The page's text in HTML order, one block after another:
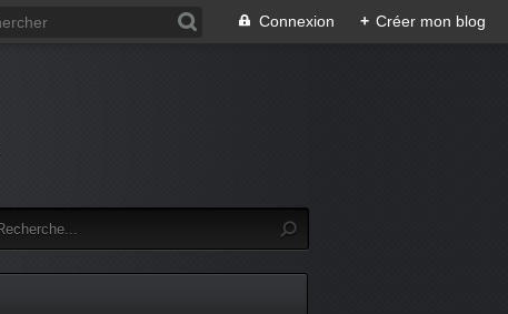
Connexion + Créer mon blog